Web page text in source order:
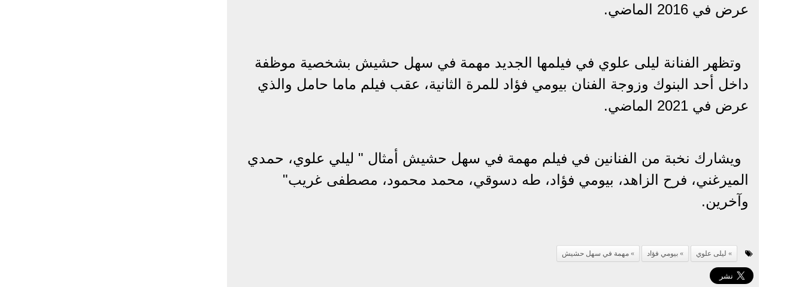
عرض في 2016 الماضي.
وتظهر الفنانة ليلى علوي في فيلمها الجديد مهمة في سهل حشيش بشخصية موظفة
داخل أحد البنوك وزوجة الفنان بيومي فؤاد للمرة الثانية، عقب فيلم ماما حامل والذي
عرض في 2021 الماضي.
ويشارك نخبة من الفنانين في فيلم مهمة في سهل حشيش أمثال " ليلي علوي، حمدي
الميرغني، فرح الزاهد، بيومي فؤاد، طه دسوقي، محمد محمود، مصطفى غريب"
وآخرين.
ليلى علوي بيومي فؤاد مهمة في سهل حشيش